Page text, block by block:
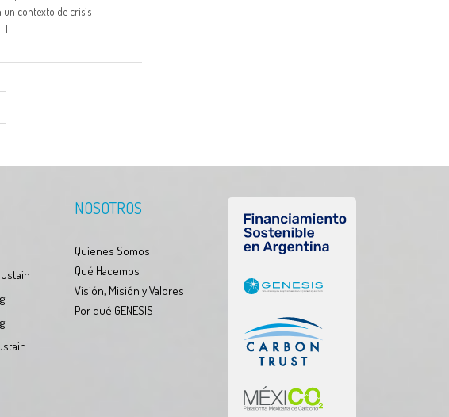
un contexto de crisis
NOSOTROS
Quienes Somos
Qué Hacemos
Visión, Misión y Valores
Por qué GENESIS